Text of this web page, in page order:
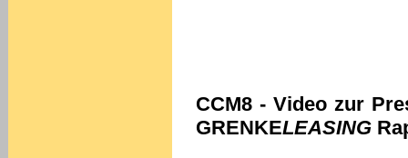
CCM8 - Video zur
GRENKELEASING